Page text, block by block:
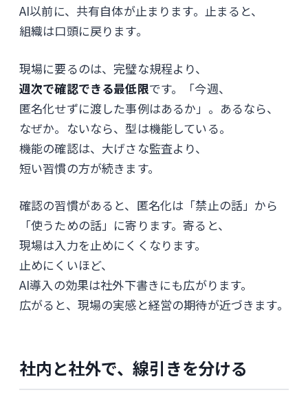
AI以前に、共有自体が止まります。止まると、
組織は口頭に戻ります。
現場に要るのは、完璧な規程より、
週次で確認できる最低限です。「今週、
匿名化せずに渡した事例はあるか」。あるなら、
なぜか。ないなら、型は機能している。
機能の確認は、大げさな監査より、
短い習慣の方が続きます。
確認の習慣があると、匿名化は「禁止の話」から
「使うための話」に寄ります。寄ると、
現場は入力を止めにくくなります。
止めにくいほど、
AI導入の効果は社外下書きにも広がります。
広がると、現場の実感と経営の期待が近づきます。
社内と社外で、線引きを分ける